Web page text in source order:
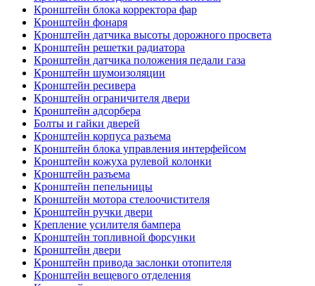
Кронштейн блока корректора фар
Кронштейн фонаря
Кронштейн датчика высоты дорожного просвета
Кронштейн решетки радиатора
Кронштейн датчика положения педали газа
Кронштейн шумоизоляции
Кронштейн ресивера
Кронштейн ограничителя двери
Кронштейн адсорбера
Болты и гайки дверей
Кронштейн корпуса разъема
Кронштейн блока управления интерфейсом
Кронштейн кожуха рулевой колонки
Кронштейн разъема
Кронштейн пепельницы
Кронштейн мотора стелоочистителя
Кронштейн ручки двери
Крепление усилителя бампера
Кронштейн топливной форсунки
Кронштейн двери
Кронштейн привода заслонки отопителя
Кронштейн вещевого отделения